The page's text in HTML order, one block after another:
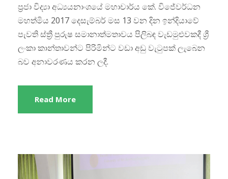
ප්‍රජා විද්‍යා අධ්‍යයනාංශයේ මහාචාර්ය කේ. විජේවර්ධන
මහත්මිය 2017 දෙසැම්බර් මස 13 වන දින ඉන්දියාවේ
පැවති ස්ත්‍රී පුරුෂ සමානාත්මතාවය පිලිබඳ වැඩමුළුවකදී ශ්‍රී
ලංකා කාන්තාවන්ට පිරිමින්ට වඩා අඩු වැටුපක් ලැබෙන
බව අනාවරණය කරන ලදී.
Read More